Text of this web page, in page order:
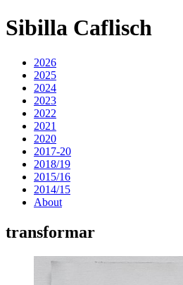
Sibilla Caflisch
2026
2025
2024
2023
2022
2021
2020
2017-20
2018/19
2015/16
2014/15
About
transformar